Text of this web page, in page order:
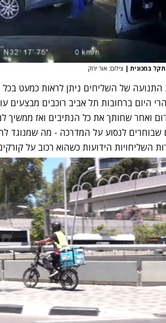
במכונית | צילום: אור ירוק
התנועה של השליחים ניתן לראות כמעט בכל
היום ברחובות תל אביב רוכבים מבצעים
ואחר שחותך את כל הנתיבים ואז ממשיך
שבוחרים לנסוע על המדרכה - מה שמנוגד
השליחויות הידועות כשהוא רכוב על